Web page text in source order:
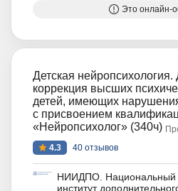
Это онлайн-
Детская нейропсихология.
коррекция высших
детей, имеющих
с присвоением
«Нейропсихолог» (340ч)
4.3
40 отзывов
НИИДПО. Национальный
институт